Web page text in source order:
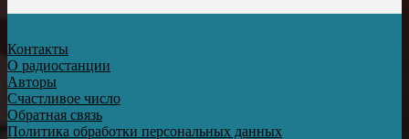
Контакты
О радиостанции
Авторы
Счастливое число
Обратная связь
Политика обработки персональных данных